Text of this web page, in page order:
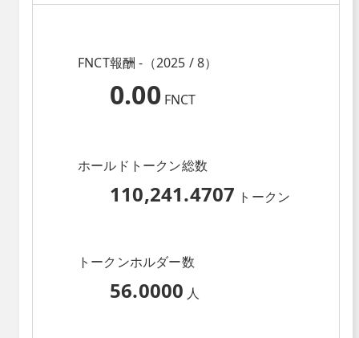
FNCT報酬 -（2025 / 8）
0.00 FNCT
ホールドトークン総数
110,241.4707 トークン
トークンホルダー数
56.0000 人